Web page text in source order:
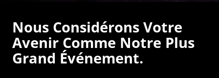
Nous Considérons Votre
Avenir Comme Notre Plus
Grand Événement.